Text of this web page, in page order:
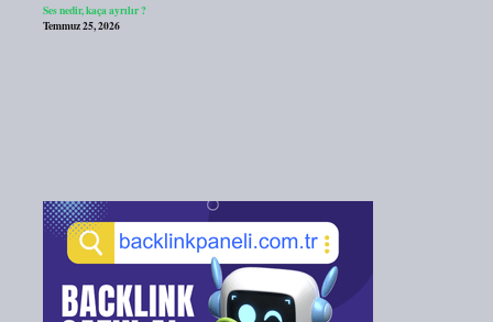
Ses nedir, kaça ayrılır ?
Temmuz 25, 2026